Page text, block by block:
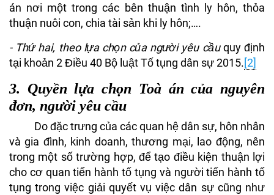
án nơi một trong các bên thuận tình ly hôn, thỏa
thuận nuôi con, chia tài sản khi ly hôn;….
- Thứ hai, theo lựa chọn của người yêu cầuquy định
tại khoản 2 Điều 40 Bộ luật Tố tụng dân sự 2015.[2]
3. Quyền lựa chọn Toà án của nguyên
đơn, người yêu cầu
Do đặc trưng của các quan hệ dân sự, hôn nhân
và gia đình, kinh doanh, thương mại, lao động, nên
trong một số trường hợp, để tạo điều kiện thuận lợi
cho cơ quan tiến hành tố tụng và người tiến hành tố
tụng trong việc giải quyết vụ việc dân sự cũng như